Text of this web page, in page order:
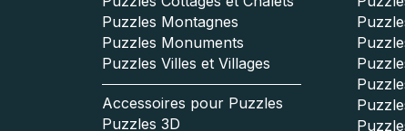
Puzzles Montagnes
Puzzles Monuments
Puzzles Villes et Villages
Accessoires pour Puzzles
Puzzles 3D